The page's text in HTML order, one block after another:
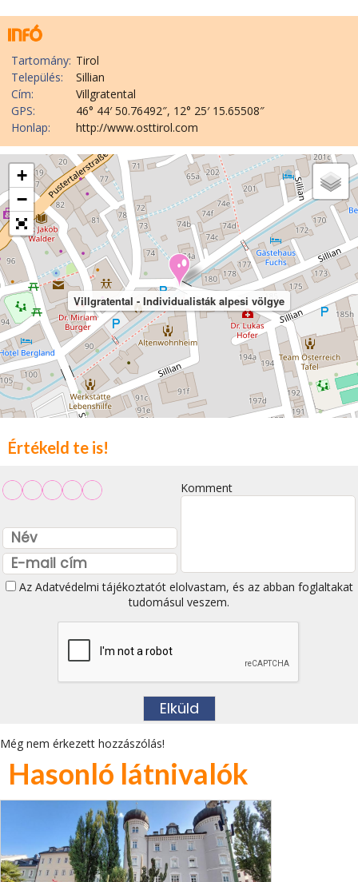
Tartomány: Tirol
Település:
Sillian
Cím:
Villgratental
GPS:
46° 44′ 50.76492″, 12° 25′ 15.65508″
Honlap:
http://www.osttirol.com
Villgratental - Individualisták alpesi völgye
+
−
Értékeld te is!
Komment
Az Adatvédelmi tájékoztatótelolvastam, és az abban foglaltakat
tudomásul veszem.
Még nem érkezett hozzászólás!
Hasonló látnivalók